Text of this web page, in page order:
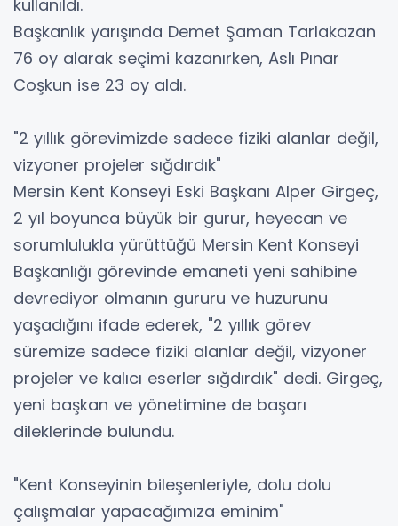
kullanıldı.
Başkanlık yarışında Demet Şaman Tarlakazan
76 oy alarak seçimi kazanırken, Aslı Pınar
Coşkun ise 23 oy aldı.
"2 yıllık görevimizde sadece fiziki alanlar değil,
vizyoner projeler sığdırdık"
Mersin Kent Konseyi Eski Başkanı Alper Girgeç,
2 yıl boyunca büyük bir gurur, heyecan ve
sorumlulukla yürüttüğü Mersin Kent Konseyi
Başkanlığı görevinde emaneti yeni sahibine
devrediyor olmanın gururu ve huzurunu
yaşadığını ifade ederek, "2 yıllık görev
süremize sadece fiziki alanlar değil, vizyoner
projeler ve kalıcı eserler sığdırdık" dedi. Girgeç,
yeni başkan ve yönetimine de başarı
dileklerinde bulundu.
"Kent Konseyinin bileşenleriyle, dolu dolu
çalışmalar yapacağımıza eminim"